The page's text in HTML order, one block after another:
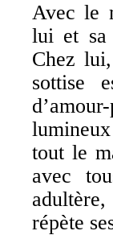
Avec le
lui et sa
Chez
sottise
tout le
avec
répète